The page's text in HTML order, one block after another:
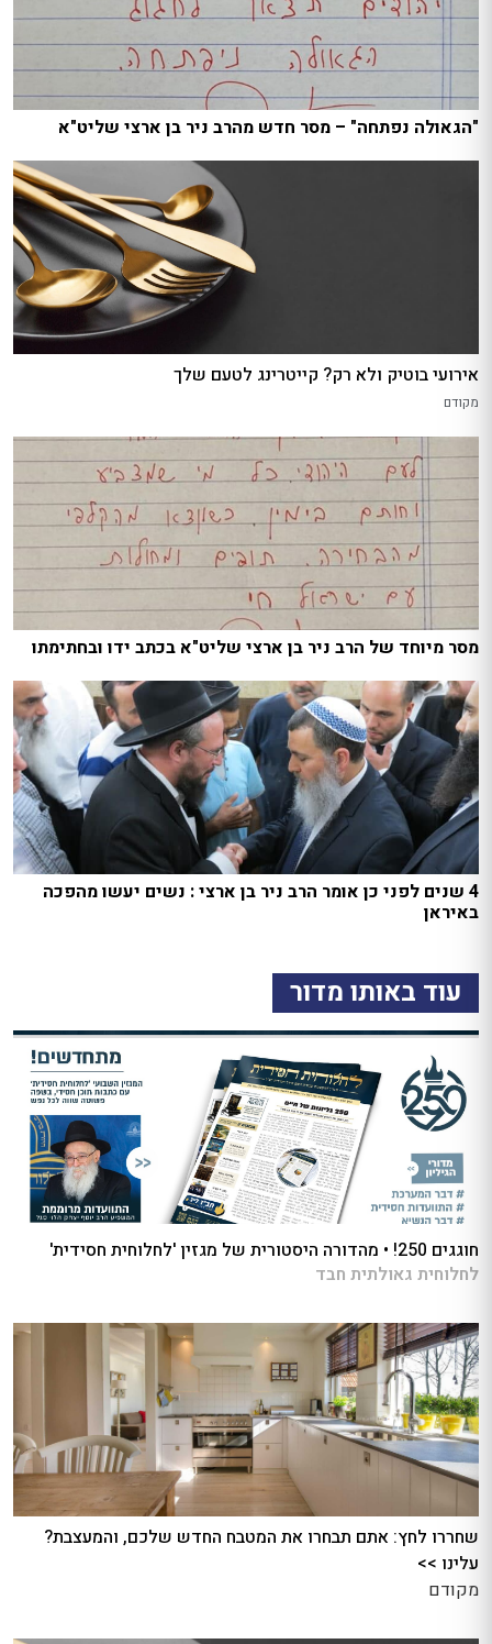
"הגאולה נפתחה" – מסר חדש מהרב ניר בן ארצי שליט"א
אירועי בוטיק ולא רק? קייטרינג לטעם שלך
מקודם
מסר מיוחד של הרב ניר בן ארצי שליט"א בכתב ידו ובחתימתו
4 שנים לפני כן אומר הרב ניר בן ארצי : נשים יעשו מהפכה
באיראן
עוד באותו מדור
חוגגים 250! • מהדורה היסטורית של מגזין 'לחלוחית חסידית'
לחלוחית גאולתית חבד
שחררו לחץ: אתם תבחרו את המטבח החדש שלכם, והמעצבת?
עלינו >>
מקודם